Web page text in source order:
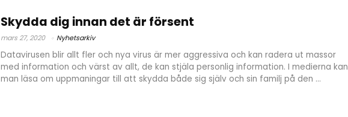
Skydda dig innan det är försent
mars 27, 2020 Nyhetsarkiv
Datavirusen blir allt fler och nya virus är mer aggressiva och kan radera ut massor
med information och värst av allt, de kan stjäla personlig information. I medierna kan
man läsa om uppmaningar till att skydda både sig själv och sin familj på den ...